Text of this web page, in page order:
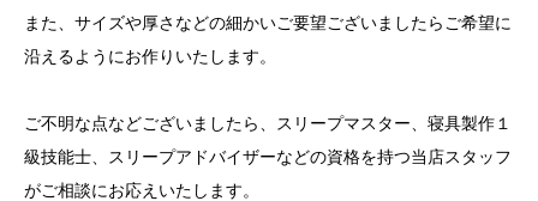
また、サイズや厚さなどの細かいご要望ございましたらご希望に
沿えるようにお作りいたします。
ご不明な点などございましたら、スリープマスター、寝具製作１
級技能士、スリープアドバイザーなどの資格を持つ当店スタッフ
がご相談にお応えいたします。